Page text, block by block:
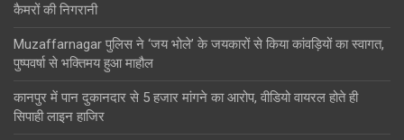
कैमरों की निगरानी
Muzaffarnagar पुलिस ने ‘जय भोले’ के जयकारों से किया कांवड़ियों का स्वागत,
पुष्पवर्षा से भक्तिमय हुआ माहौल
कानपुर में पान दुकानदार से 5 हजार मांगने का आरोप, वीडियो वायरल होते ही
सिपाही लाइन हाजिर